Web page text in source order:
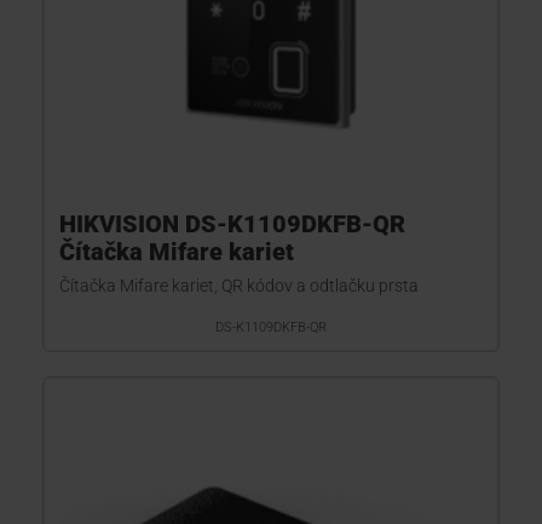
HIKVISION DS-K1109DKFB-QR
Čítačka Mifare kariet
Čítačka Mifare kariet, QR kódov a odtlačku prsta
DS-K1109DKFB-QR